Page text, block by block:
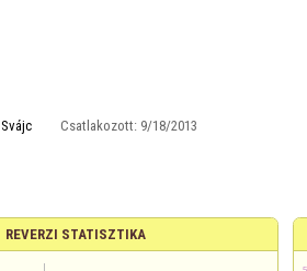
Svájc Csatlakozott: 9/18/2013
REVERZI STATISZTIKA